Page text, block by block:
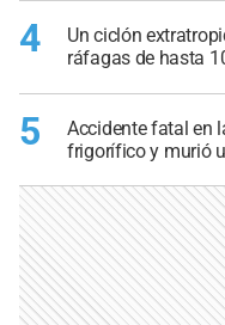
4
Un ciclón
ráfagas de hasta
5
Accidente fatal en
frigorífico y murió